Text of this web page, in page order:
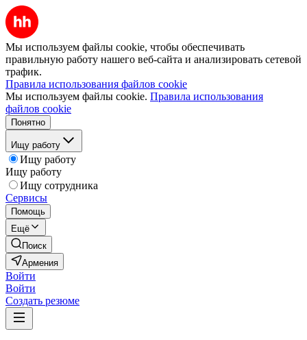
Мы используем файлы cookie, чтобы обеспечивать
правильную работу нашего веб-сайта и анализировать сетевой
трафик.
Правила использования файлов cookie
Мы используем файлы cookie. Правила использования
файлов cookie
Понятно
Ищу работу
Ищу работу
Ищу работу
Ищу сотрудника
Сервисы
Помощь
Ещё
Поиск
Армения
Войти
Войти
Создать резюме